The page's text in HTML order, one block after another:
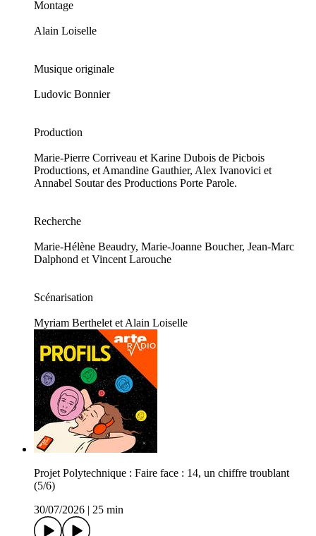
Montage
Alain Loiselle
Musique originale
Ludovic Bonnier
Production
Marie-Pierre Corriveau et Karine Dubois de Picbois
Productions, et Amandine Gauthier, Alex Ivanovici et
Annabel Soutar des Productions Porte Parole.
Recherche
Marie-Hélène Beaudry, Marie-Joanne Boucher, Jean-Marc
Dalphond et Vincent Larouche
Scénarisation
Myriam Berthelet et Alain Loiselle
Projet Polytechnique : Faire face : 14, un chiffre troublant
(5/6)
30/07/2026
25 min